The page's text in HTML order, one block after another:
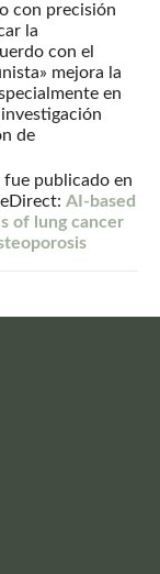
con precisión
la
con el
mejora la
en
de
publicado en
AI-based
of lung cancer